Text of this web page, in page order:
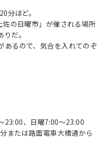
分ほど。
の日曜市」が催される場所
だ。
あるので、気合を入れてのぞ
23:00、日曜7:00～23:00
または路面電車大橋通から